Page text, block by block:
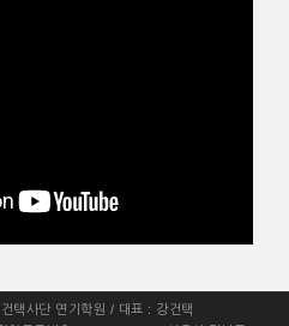
택사단 연기학원 / 대표 : 강건택